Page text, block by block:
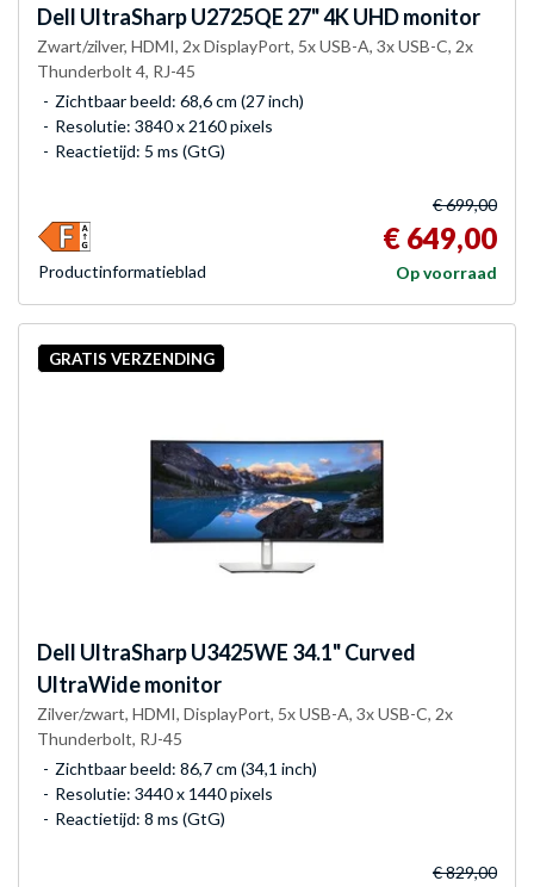
Dell UltraSharp U2725QE 27" 4K UHD monitor
Zwart/zilver, HDMI, 2x DisplayPort, 5x USB-A, 3x USB-C, 2x
Thunderbolt 4, RJ-45
Zichtbaar beeld: 68,6 cm (27 inch)
Resolutie: 3840 x 2160 pixels
Reactietijd: 5 ms (GtG)
€ 699,00
€ 649,00
Op voorraad
Product­informatieblad
GRATIS VERZENDING
Dell UltraSharp U3425WE 34.1" Curved
UltraWide monitor
Zilver/zwart, HDMI, DisplayPort, 5x USB-A, 3x USB-C, 2x
Thunderbolt, RJ-45
Zichtbaar beeld: 86,7 cm (34,1 inch)
Resolutie: 3440 x 1440 pixels
Reactietijd: 8 ms (GtG)
€ 829,00